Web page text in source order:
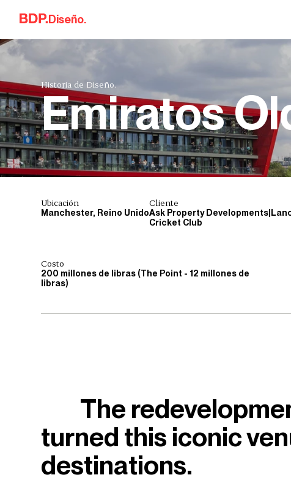
Skip to content
Diseño.
Historia de Diseño.
Emiratos
Ubicación
Manchester, Reino Unido
Cliente
Ask Property
Cricket Club
Costo
200 millones de libras (The Point - 12 millones de
libras)
The
turned this iconic
destinations.